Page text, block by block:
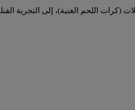
اللحم الغنية)، إلى التجربة